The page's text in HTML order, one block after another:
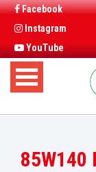
Facebook
Instagram
YouTube
85W140